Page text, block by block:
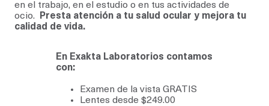
en el trabajo, en el estudio o en tus actividades de
ocio.
Presta atención a tu salud ocular y mejora tu
calidad de vida.
En Exakta Laboratorios contamos
con:
Examen de la vista GRATIS
Lentes desde $249.00